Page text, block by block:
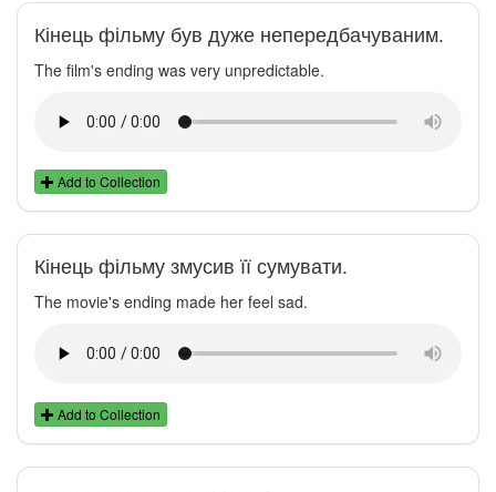
Кінець фільму був дуже непередбачуваним.
The film's ending was very unpredictable.
Add to Collection
Кінець фільму змусив її сумувати.
The movie's ending made her feel sad.
Add to Collection